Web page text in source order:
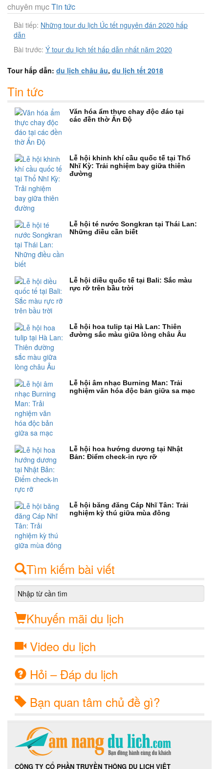
chuyên mụcTin tức
Bài tiếp: Những tour du lịch Úc tết nguyên đán 2020 hấp
dẫn
Bài trước: Ý tour du lịch tết hấp dẫn nhất năm 2020
Tour hấp dẫn: du lịch châu âu, du lịch tết 2018
Tin tức
Văn hóa ẩm thực chay độc đáo tại
các đền thờ Ấn Độ
Lễ hội khinh khí cầu quốc tế tại Thổ
Nhĩ Kỳ: Trải nghiệm bay giữa thiên
đường
Lễ hội té nước Songkran tại Thái Lan:
Những điều cần biết
Lễ hội diều quốc tế tại Bali: Sắc màu
rực rỡ trên bầu trời
Lễ hội hoa tulip tại Hà Lan: Thiên
đường sắc màu giữa lòng châu Âu
Lễ hội âm nhạc Burning Man: Trải
nghiệm văn hóa độc bản giữa sa mạc
Lễ hội hoa hướng dương tại Nhật
Bản: Điểm check-in rực rỡ
Lễ hội băng đăng Cáp Nhĩ Tân: Trải
nghiệm kỳ thú giữa mùa đông
Tìm kiếm bài viết
Khuyến mãi du lịch
Video du lịch
Hỏi – Đáp du lịch
Bạn quan tâm chủ đề gì?
CÔNG TY CỔ PHẦN TRUYỀN THÔNG DU LỊCH VIỆT